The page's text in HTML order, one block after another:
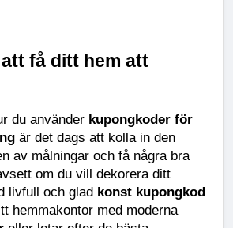
få ditt hem att
du använder kupongkoder för
är det dags att kolla in den
av målningar och få några bra
om du vill dekorera ditt
livfull och glad konst kupongkod
hemmakontor med moderna